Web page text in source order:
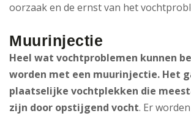
oorzaak en de ernst van het
Muurinjectie
Heel wat vochtproblemen kunnen
worden met een muurinjectie. Het
plaatselijke vochtplekken die
zijn door opstijgend vocht. Er